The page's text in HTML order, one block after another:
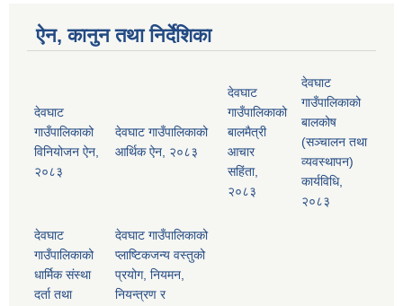
ऐन, कानुन तथा निर्देशिका
देवघाट
गाउँपालिकाको
विनियोजन ऐन,
२०८३
देवघाट गाउँपालिकाको
आर्थिक ऐन, २०८३
देवघाट
गाउँपालिकाको
बालमैत्री
आचार
सहिंता,
२०८३
देवघाट
गाउँपालिकाको
बालकोष
(सञ्चालन तथा
व्यवस्थापन)
कार्यविधि,
२०८३
देवघाट
गाउँपालिकाको
धार्मिक संस्था
दर्ता तथा
देवघाट गाउँपालिकाको
प्लाष्टिकजन्य वस्तुको
प्रयोग, नियमन,
नियन्त्रण र